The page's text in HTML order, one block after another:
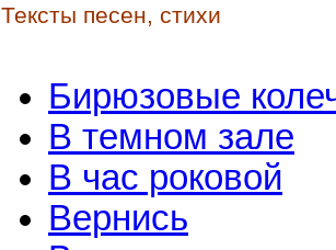
Тексты песен, стихи
Бирюзовые
В темном зале
В час роковой
Вернись